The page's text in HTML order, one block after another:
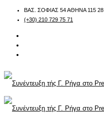
ΒΑΣ. ΣΟΦΙΑΣ 54 ΑΘΗΝΑ 115 28
(+30) 210 729 75 71